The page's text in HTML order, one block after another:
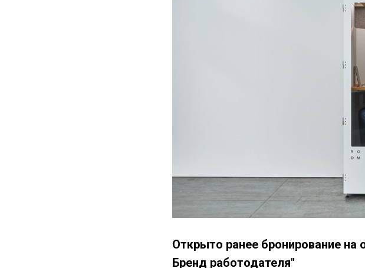
Открыто ранее бронирование на
Бренд работодателя"